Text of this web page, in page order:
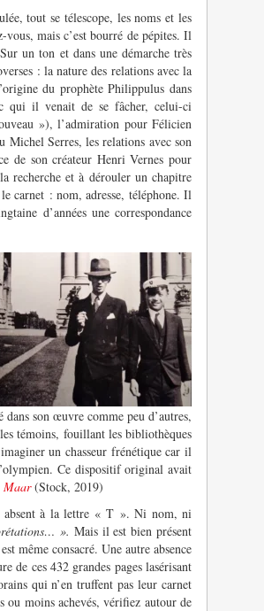
tout se télescope, les noms et les
mais c’est bourré de pépites. Il
un ton et dans une démarche très
: la nature des relations avec la
du prophète Philippulus dans
qui il venait de se fâcher, celui-ci
»), l’admiration pour Félicien
Serres, les relations avec son
de son créateur Henri Vernes pour
recherche et à dérouler un chapitre
carnet : nom, adresse, téléphone. Il
d’années une correspondance
son œuvre comme peu d’autres,
témoins, fouillant les bibliothèques
un chasseur frénétique car il
Ce dispositif original avait
Maar(Stock, 2019)
absent à la lettre « T ». Ni nom, ni
». Mais il est bien présent
même consacré. Une autre absence
de ces 432 grandes pages lasérisant
qui n’en truffent pas leur carnet
ou moins achevés, vérifiez autour de